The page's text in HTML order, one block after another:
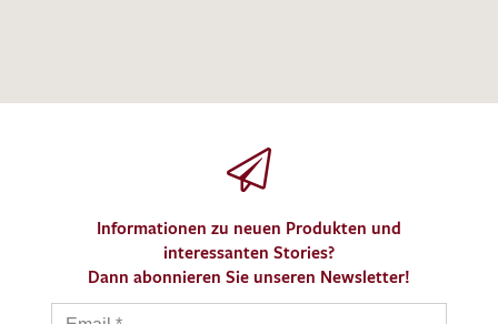
Ich bin damit einverstanden, dass meine angegebenen Daten
Informationen zu neuen Produkten und
interessanten Stories?
Dann abonnieren Sie unseren Newsletter!